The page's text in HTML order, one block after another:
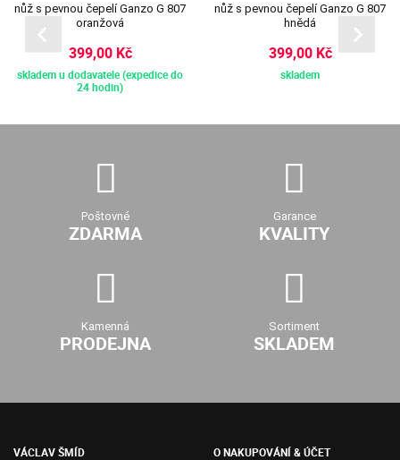
nůž s pevnou čepelí Ganzo G 807
oranžová
399,00 Kč
skladem u dodavatele (expedice do
24 hodin)
nůž s pevnou čepelí Ganzo G 807
hnědá
399,00 Kč
skladem
Poštovné
ZDARMA
Garance
KVALITY
Kamenná
PRODEJNA
Sortiment
SKLADEM
VÁCLAV ŠMÍD O NAKUPOVÁNÍ & ÚČET